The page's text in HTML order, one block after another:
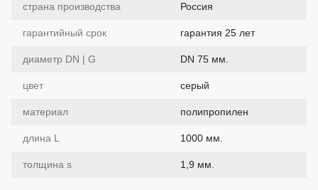
страна производства Россия
гарантийный срок гарантия 25 лет
диаметр DN | G DN 75 мм.
цвет серый
материал полипропилен
длина L 1000 мм.
толщина s 1,9 мм.